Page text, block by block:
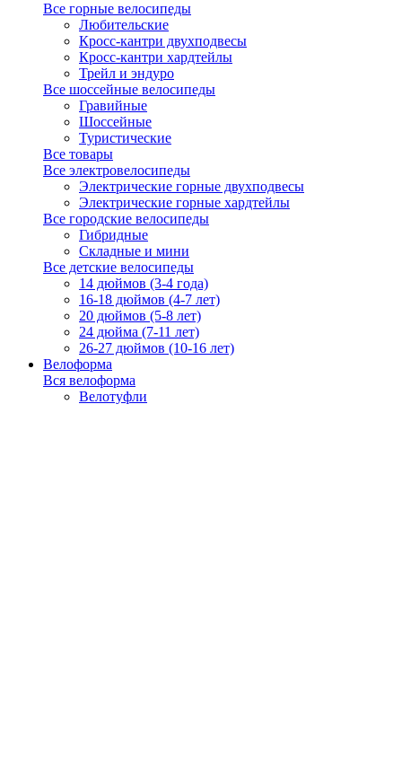
Все горные велосипеды
Любительские
Кросс-кантри двухподвесы
Кросс-кантри хардтейлы
Трейл и эндуро
Все шоссейные велосипеды
Гравийные
Шоссейные
Туристические
Все товары
Все электровелосипеды
Электрические горные двухподвесы
Электрические горные хардтейлы
Все городские велосипеды
Гибридные
Складные и мини
Все детские велосипеды
14 дюймов (3-4 года)
16-18 дюймов (4-7 лет)
20 дюймов (5-8 лет)
24 дюйма (7-11 лет)
26-27 дюймов (10-16 лет)
Велоформа
Вся велоформа
Велотуфли